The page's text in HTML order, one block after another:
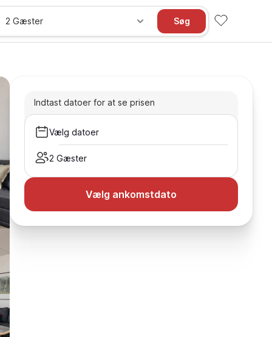
2 Gæster Søg
Indtast datoer for at se prisen
Vælg datoer
2 Gæster
Vælg ankomstdato